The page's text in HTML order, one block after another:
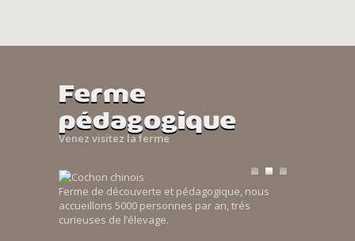
Ferme
pédagogique
Venez visitez la ferme
Ferme de découverte et pédagogique, nous
accueillons 5000 personnes par an, trés
curieuses de l’élevage.